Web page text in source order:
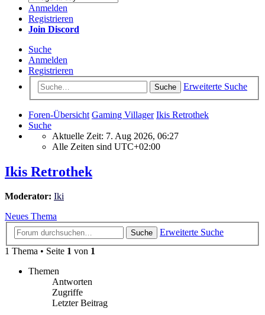
Anmelden
Registrieren
Join Discord
Suche
Anmelden
Registrieren
Suche Erweiterte Suche
Foren-Übersicht Gaming Villager Ikis Retrothek
Suche
Aktuelle Zeit: 7. Aug 2026, 06:27
Alle Zeiten sind UTC+02:00
Ikis Retrothek
Moderator: Iki
Neues Thema
Suche
Erweiterte Suche
1 Thema • Seite 1 von 1
Themen
Antworten
Zugriffe
Letzter Beitrag